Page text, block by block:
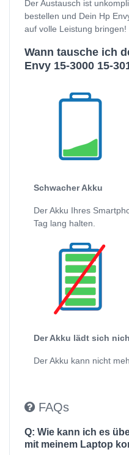
Der Austausch ist
bestellen und Dein Hp
auf volle Leistung bringen!
Wann tausche ich
Envy 15-3000 15-
Schwacher Akku
Der Akku Ihres
Tag lang halten.
Der Akku lädt sich
Der Akku kann nicht
FAQs
Q: Wie kann ich es
mit meinem Laptop